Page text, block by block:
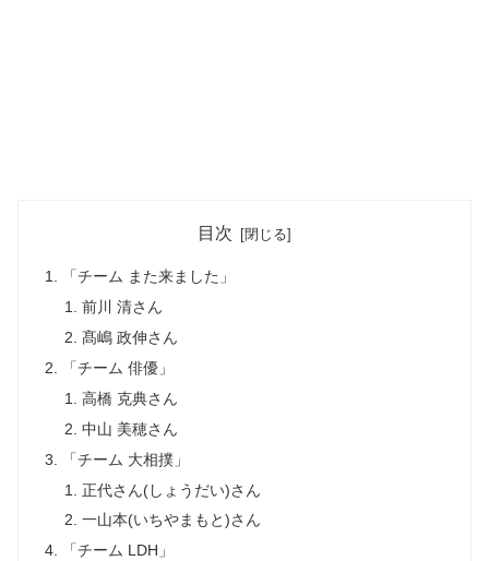
目次
「チーム また来ました」
前川 清さん
髙嶋 政伸さん
「チーム 俳優」
高橋 克典さん
中山 美穂さん
「チーム 大相撲」
正代さん(しょうだい)さん
一山本(いちやまもと)さん
「チーム LDH」